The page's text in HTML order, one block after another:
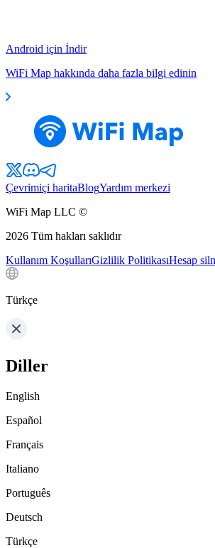
Android için İndir
WiFi Map hakkında daha fazla bilgi edinin
Çevrimiçi haritaBlogYardım merkezi
WiFi Map LLC ©
2026 Tüm hakları saklıdır
Kullanım KoşullarıGizlilik PolitikasıHesap
Türkçe
Diller
English
Español
Français
Italiano
Português
Deutsch
Türkçe